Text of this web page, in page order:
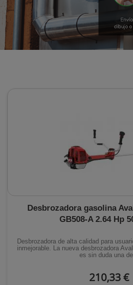
Desbrozadora gasolina
GB508-A 2.64 Hp
Desbrozadora de alta calidad para
inmejorable. La nueva desbrozadora
es sin duda una
210,33 €